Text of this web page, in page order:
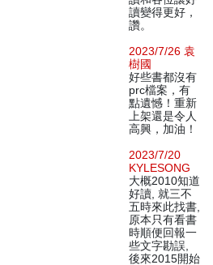
讀變得更好，
讚。
2023/7/26 袁
樹國
好些書都沒有
prc檔案，有
點遺憾！重新
上架還是令人
高興，加油！
2023/7/20
KYLESONG
大概2010知道
好讀, 就三不
五時來此找書,
原本只有看書
時順便回報一
些文字勘誤,
後來2015開始